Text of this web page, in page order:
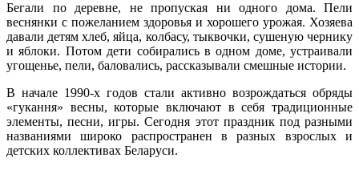
Бегали по деревне, не пропуская ни одного дома. Пели
веснянки с пожеланием здоровья и хорошего урожая. Хозяева
давали детям хлеб, яйца, колбасу, тыквочки, сушеную чернику
и яблоки. Потом дети собирались в одном доме, устраивали
угощенье, пели, баловались, рассказывали смешные истории.
В начале 1990-х годов стали активно возрождаться обряды
«гукання» весны, которые включают в себя традиционные
элементы, песни, игры. Сегодня этот праздник под разными
названиями широко распространен в разных взрослых и
детских коллективах Беларуси.